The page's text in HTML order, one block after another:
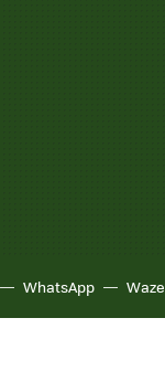
WhatsApp Waze